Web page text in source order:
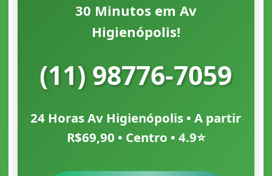
30 Minutos em Av
Higienópolis!
(11) 98776-7059
24 Horas Av Higienópolis • A partir
R$69,90 • Centro • 4.9⭐